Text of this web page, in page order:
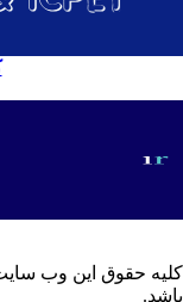
حقوق این وب سایت